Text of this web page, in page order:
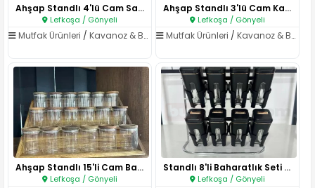
Ahşap Standlı 4'lü Cam Saklama..
Lefkoşa / Gönyeli
Mutfak Ürünleri / Kavanoz & Baharatlıklar
Ahşap Standlı 3'lü Cam Kavanoz..
Lefkoşa / Gönyeli
Mutfak Ürünleri /Kavanoz & Baharatlıklar
Ahşap Standlı 15'li Cam Bahara..
Lefkoşa / Gönyeli
Standlı 8'li Baharatlık Seti S..
Lefkoşa / Gönyeli